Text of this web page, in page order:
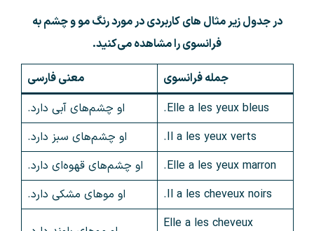
در جدول زیر مثال های کاربردی در مورد رنگ مو و چشم به
فرانسوی را مشاهده می‌کنید.
جمله فرانسوی
معنی فارسی
Elle a les yeux bleus.
او چشم‌های آبی دارد.
Il a les yeux verts.
او چشم‌های سبز دارد.
Elle a les yeux marron.
او چشم‌های قهوه‌ای دارد.
Il a les cheveux noirs.
او موهای مشکی دارد.
Elle a les cheveux